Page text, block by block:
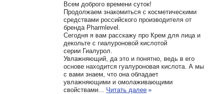
Всем доброго времени суток!
Продолжаем знакомиться с косметическими
средствами российского производителя от
бренда Рharmlevel.
Сегодня я вам расскажу про Крем для лица и
декольте с гиалуроновой кислотой
серии Гиалурол.
Увлажняющий, да это и понятно, ведь в его
основе находится гуалуроновая кислота. А мы
с вами знаем, что она обладает
увлажняющими и омолаживающими
свойствами... Читать далее »